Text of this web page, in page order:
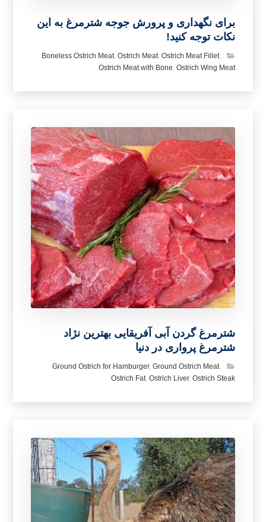
برای نگهداری و پرورش جوجه شترمرغ به این
نکات توجه کنید!
Boneless Ostrich Meat, Ostrich Meat, Ostrich Meat Fillet,
Ostrich Meat with Bone, Ostrich Wing Meat
شترمرغ گردن آبی آفریقایی بهترین نژاد
شترمرغ پرواری در دنیا
Ground Ostrich for Hamburger, Ground Ostrich Meat,
Ostrich Fat, Ostrich Liver, Ostrich Steak